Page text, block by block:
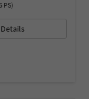
PS)
Details